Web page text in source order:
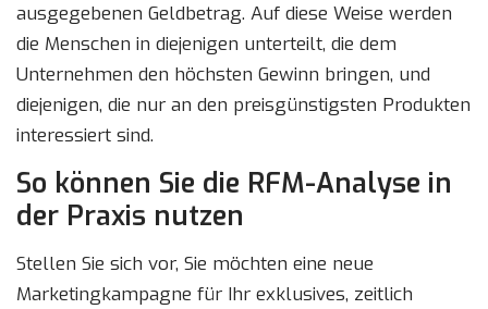
ausgegebenen Geldbetrag. Auf diese Weise werden
die Menschen in diejenigen unterteilt, die dem
Unternehmen den höchsten Gewinn bringen, und
diejenigen, die nur an den preisgünstigsten Produkten
interessiert sind.
So können Sie die RFM-Analyse in
der Praxis nutzen
Stellen Sie sich vor, Sie möchten eine neue
Marketingkampagne für Ihr exklusives, zeitlich